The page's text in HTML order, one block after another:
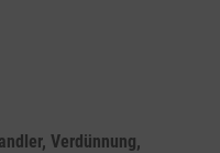
Verdünnung,